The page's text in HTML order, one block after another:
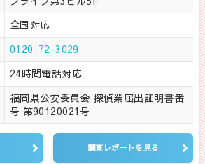
全国対応
0120-72-3029
24時間電話対応
福岡県公安委員会 探偵業届出証明書番
号 第90120021号
調査レポートを見る